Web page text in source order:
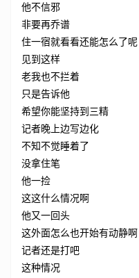
他不信邪
非要再乔谱
住一宿就看看还能怎么了呢
见到这样
老我也不拦着
只是告诉他
希望你能坚持到三精
记者晚上边写边化
不知不觉睡着了
没拿住笔
他一捡
这这什么情况啊
他又一回头
这外面怎么也开始有动静啊
记者还是打吧
这种情况